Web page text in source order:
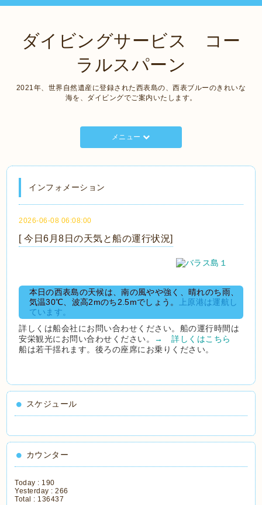
ダイビングサービス コー
ラルスパーン
2021年、世界自然遺産に登録された西表島の、西表ブルーのきれいな
海を、ダイビングでご案内いたします。
メニュー
インフォメーション
2026-06-08 06:08:00
[ 今日6月8日の天気と船の運行状況]
本日の西表島の天候は、南の風やや強く、晴れのち雨、
気温30℃、波高2mのち2.5mでしょう。
上原港は運航し
ています。
詳しくは船会社にお問い合わせください。船の運行時間は
安栄観光にお問い合わせください。
→ 詳しくはこちら
船は若干揺れます。後ろの座席にお乗りください。
スケジュール
カウンター
Today : 190
Yesterday :266
Total : 136437